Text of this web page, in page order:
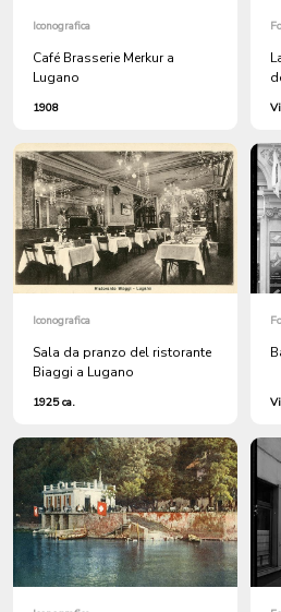
Iconografica
Café Brasserie Merkur a
Lugano
1908
Iconografica
Sala da pranzo del ristorante
Biaggi a Lugano
1925 ca.